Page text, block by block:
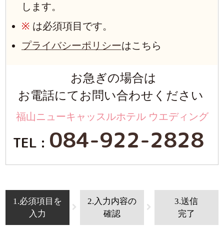
します。
※ は必須項目です。
プライバシーポリシーはこちら
お急ぎの場合は
お電話にてお問い合わせください
福山ニューキャッスルホテル ウエディング
TEL : 084-922-2828
1.必須項目を
入力
2.入力内容の
確認
3.送信
完了